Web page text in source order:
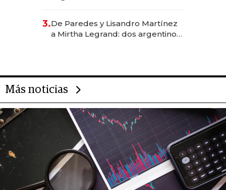
las marcas "fast premium"
3.De Paredes y Lisandro Martínez
a Mirtha Legrand: dos argentinos
Más noticias